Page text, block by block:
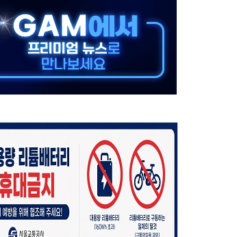
…"재발 방지 모든 조치"
완수사권 폐지해도 되나"